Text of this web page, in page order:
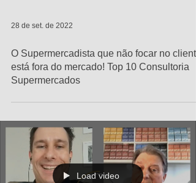
28 de set. de 2022
O Supermercadista que não focar no
está fora do mercado! Top 10 Consultoria
Supermercados
Load video